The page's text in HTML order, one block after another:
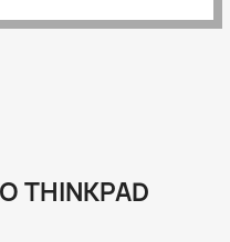
THINKPAD